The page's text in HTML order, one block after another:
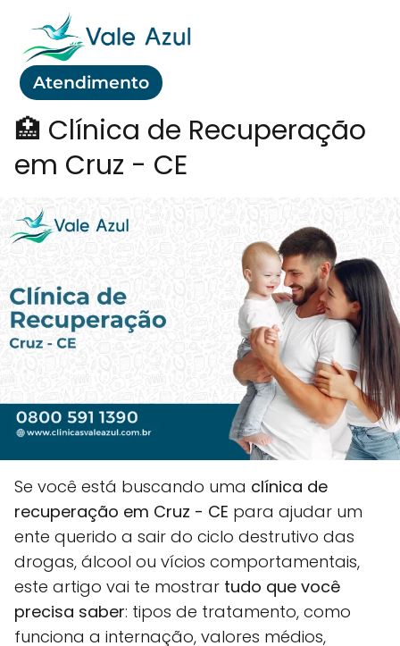
Atendimento
🏥 Clínica de Recuperação
em Cruz - CE
Se você está buscando uma clínica de
recuperação em Cruz - CE para ajudar um
ente querido a sair do ciclo destrutivo das
drogas, álcool ou vícios comportamentais,
este artigo vai te mostrar tudo que você
precisa saber: tipos de tratamento, como
funciona a internação, valores médios,